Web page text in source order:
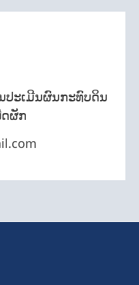
ະເມີນຜົນກະທົບດິນ
ຜັກ